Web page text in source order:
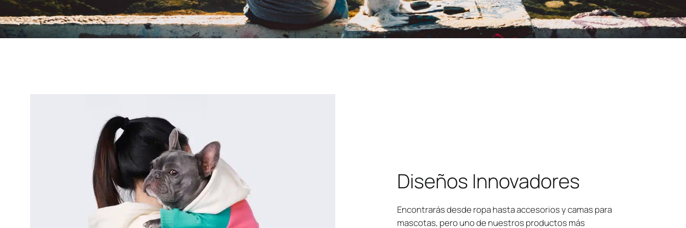
Diseños Innovadores
Encontrarás desde ropa hasta accesorios y camas para
mascotas, pero uno de nuestros productos más